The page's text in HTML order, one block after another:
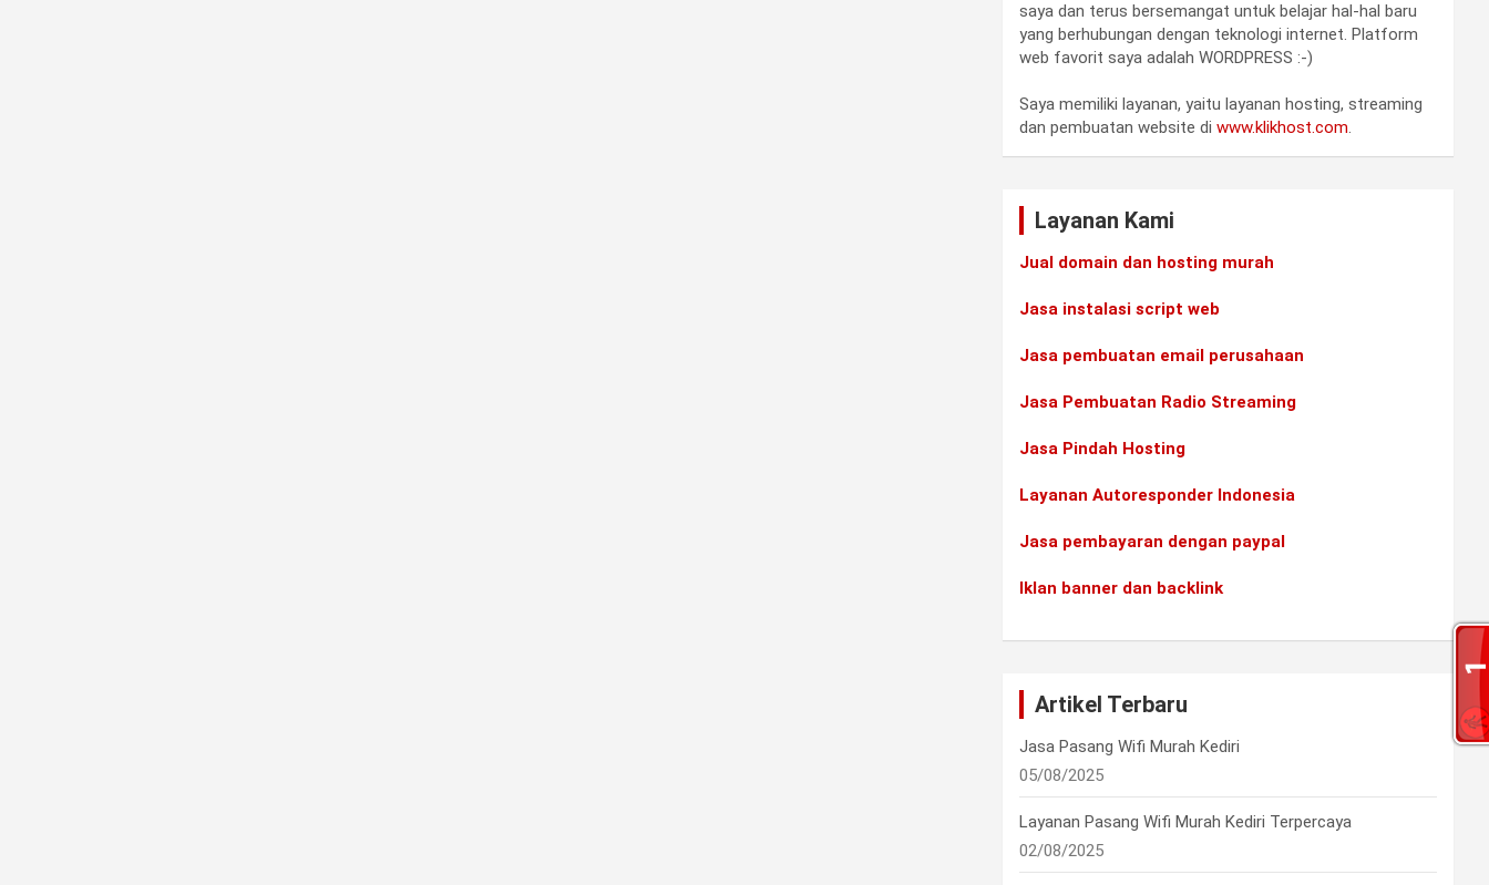
saya dan terus bersemangat untuk belajar hal-hal baru
yang berhubungan dengan teknologi internet. Platform
web favorit saya adalah WORDPRESS :-)
Saya memiliki layanan, yaitu layanan hosting, streaming
dan pembuatan website diwww.klikhost.com.
Layanan Kami
Jual domain dan hosting murah
Jasa instalasi script web
Jasa pembuatan email perusahaan
Jasa Pembuatan Radio Streaming
Jasa Pindah Hosting
Layanan Autoresponder Indonesia
Jasa pembayaran dengan paypal
Iklan banner dan backlink
Artikel Terbaru
Jasa Pasang Wifi Murah Kediri
05/08/2025
Layanan Pasang Wifi Murah Kediri Terpercaya
02/08/2025